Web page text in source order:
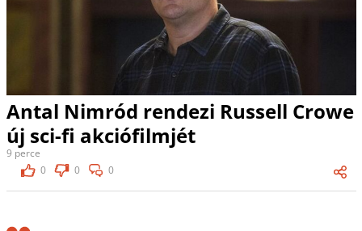
Antal Nimród rendezi Russell Crowe
új sci-fi akciófilmjét
9 perce
0
0 0